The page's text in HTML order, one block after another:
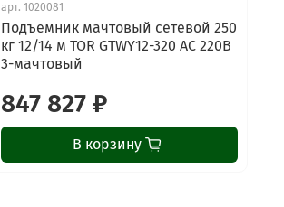
арт.1020081
Подъемник мачтовый сетевой 250
кг 12/14 м TOR GTWY12-320 AC 220В
3-мачтовый
847 827 ₽
В корзину